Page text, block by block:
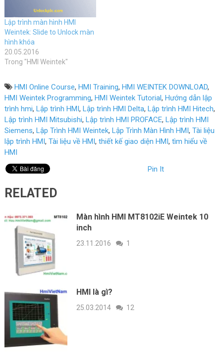
Lập trình màn hình HMI
Weintek: Slide to Unlock màn
hình khóa
20.05.2016
Trong "HMI Weintek"
HMI Online Course, HMI Training, HMI WEINTEK DOWNLOAD,
HMI Weintek Programming, HMI Weintek Tutorial, Hướng dẫn lập
trình hmi, Lập trình HMI , Lập trình HMI Delta, Lập trình HMI Hitech,
Lập trình HMI Mitsubishi, Lập trình HMI PROFACE, Lập trình HMI
Siemens, Lập Trình HMI Weintek, Lập Trình Màn Hình HMI , Tài liệu
lập trình HMI , Tài liệu về HMI , thiết kế giao diện HMI , tìm hiểu về
HMI
Pin It
RELATED
Màn hình HMI MT8102iE Weintek 10
inch
23.11.2016 1
HMI là gì?
25.03.2014 12